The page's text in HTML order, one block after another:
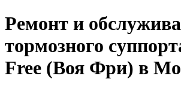
Ремонт и
тормозного
Free (Воя Фри) в